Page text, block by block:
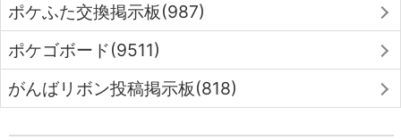
ポケふた交換掲示板(987)
ポケゴボード(9511)
がんばリボン投稿掲示板(818)